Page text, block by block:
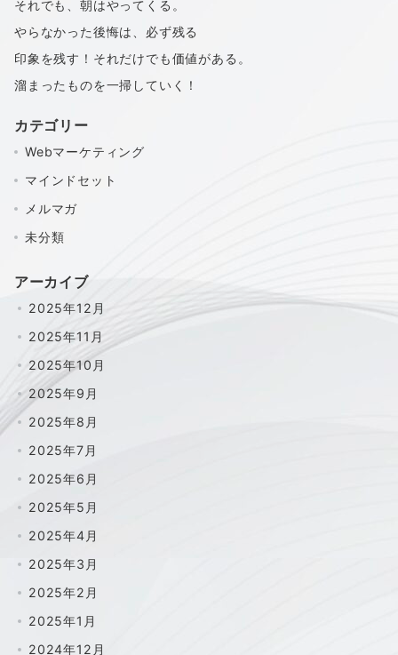
それでも、朝はやってくる。
やらなかった後悔は、必ず残る
印象を残す！それだけでも価値がある。
溜まったものを一掃していく！
カテゴリー
Webマーケティング
マインドセット
メルマガ
未分類
アーカイブ
2025年12月
2025年11月
2025年10月
2025年9月
2025年8月
2025年7月
2025年6月
2025年5月
2025年4月
2025年3月
2025年2月
2025年1月
2024年12月